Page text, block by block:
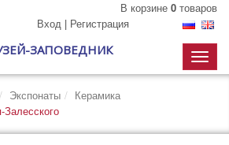
В корзине 0 товаров
Вход | Регистрация
ЗАПОВЕДНИК Toggle
Экспонаты
Керамика